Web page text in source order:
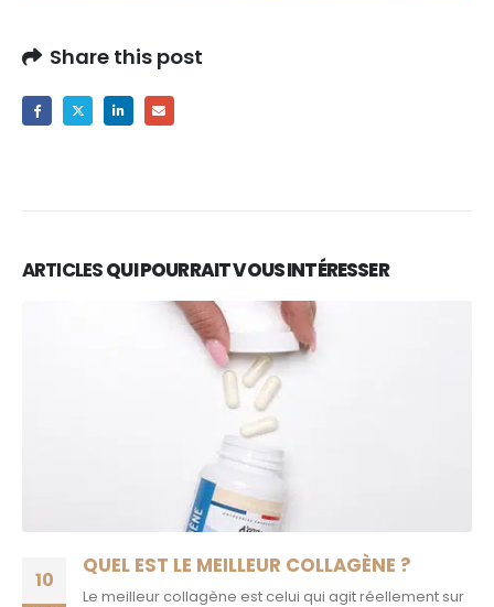
Share this post
ARTICLESQUI POURRAIT VOUS INTÉRESSER
10
QUEL EST LE MEILLEUR COLLAGÈNE ?
Le meilleur collagène est celui qui agit réellement sur